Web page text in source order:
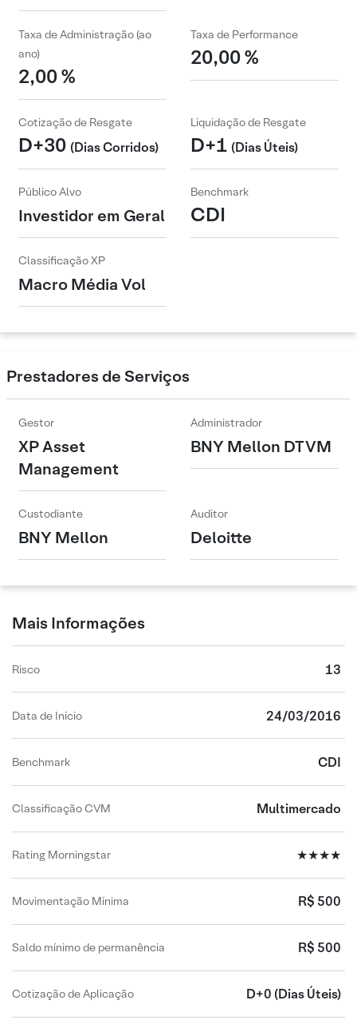
Taxa de Administração (ao
ano)
2,00 %
Taxa de Performance
20,00 %
Cotização de Resgate
D+30 (Dias Corridos)
Liquidação de Resgate
D+1 (Dias Úteis)
Público Alvo
Investidor em Geral
Benchmark
CDI
Classificação XP
Macro Média Vol
Prestadores de Serviços
Gestor
XP Asset
Management
Administrador
BNY Mellon DTVM
Custodiante
BNY Mellon
Auditor
Deloitte
Mais Informações
Risco 13
Data de Início 24/03/2016
Benchmark CDI
Classificação CVM Multimercado
Rating Morningstar ★★★★
Movimentação Mínima R$ 500
Saldo mínimo de permanência R$ 500
Cotização de Aplicação D+0 (Dias Úteis)